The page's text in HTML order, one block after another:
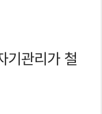
기관리가 철